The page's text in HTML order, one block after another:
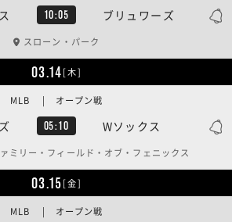
10:05 ブリュワーズ
スローン・パーク
03.14[木]
05:10 Wソックス
MLB | オープン戦
ミリー・フィールド・オブ・フェニックス
03.15[金]
MLB | オープン戦